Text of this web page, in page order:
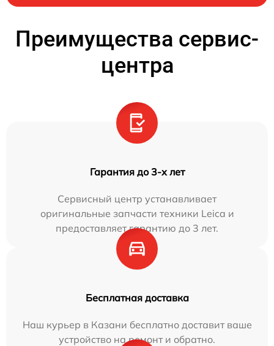
Преимущества сервис-
центра
Гарантия до 3-х лет
Сервисный центр устанавливает
оригинальные запчасти техники Leica и
предоставляет гарантию до 3 лет.
Бесплатная доставка
Наш курьер в Казани бесплатно доставит ваше
устройство на ремонт и обратно.